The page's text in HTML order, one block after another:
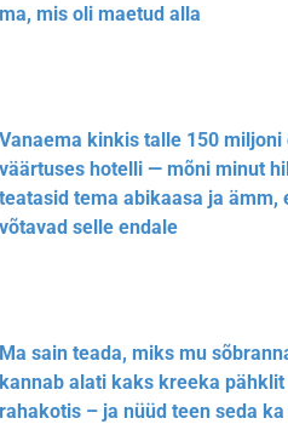
ma, mis oli maetud alla
Vanaema kinkis talle 150 miljoni
väärtuses hotelli — mõni minut
teatasid tema abikaasa ja ämm,
võtavad selle endale
Ma sain teada, miks mu
kannab alati kaks kreeka pähklit
rahakotis – ja nüüd teen seda